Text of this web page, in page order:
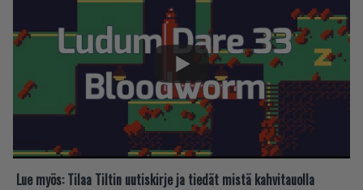
Lue myös: Tilaa Tiltin uutiskirje ja tiedät mistä kahvitauolla